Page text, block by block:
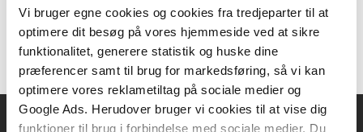
Vi bruger egne cookies og cookies fra tredjeparter til at
optimere dit besøg på vores hjemmeside ved at sikre
funktionalitet, generere statistik og huske dine
præferencer samt til brug for markedsføring, så vi kan
optimere vores reklametiltag på sociale medier og
Google Ads. Herudover bruger vi cookies til at vise dig
funktioner til brug i forbindelse med sociale medier. Du